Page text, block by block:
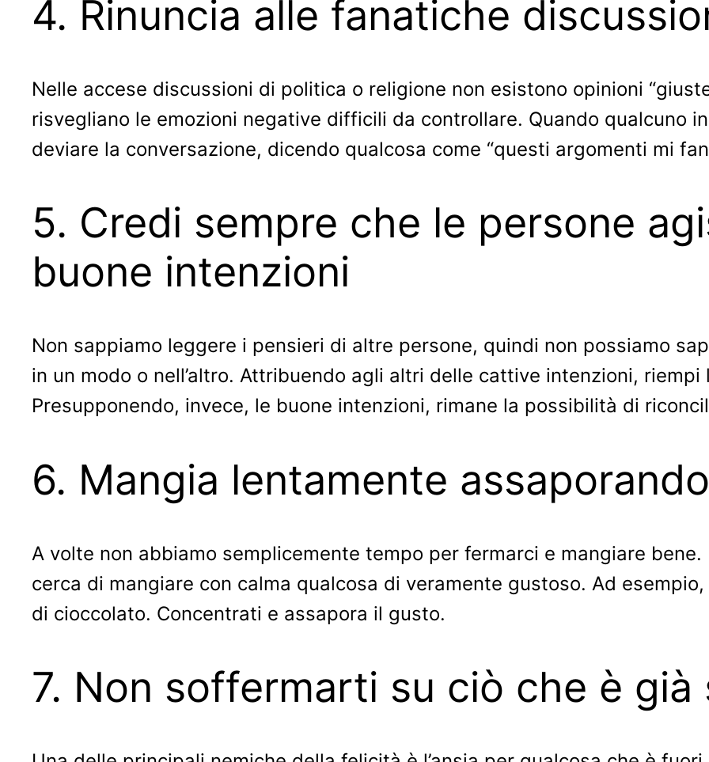
4. Rinuncia alle fanatiche
Nelle accese discussioni di politica o religione non esistono opinioni
risvegliano le emozioni negative difficili da controllare. Quando qualcuno
deviare la conversazione, dicendo qualcosa come “questi argomenti mi
5. Credi sempre che le persone
buone intenzioni
Non sappiamo leggere i pensieri di altre persone, quindi non possiamo
in un modo o nell’altro. Attribuendo agli altri delle cattive intenzioni,
Presupponendo, invece, le buone intenzioni, rimane la possibilità di
6. Mangia lentamente
A volte non abbiamo semplicemente tempo per fermarci e mangiare
cerca di mangiare con calma qualcosa di veramente gustoso. Ad
di cioccolato. Concentrati e assapora il gusto.
7. Non soffermarti su ciò che è